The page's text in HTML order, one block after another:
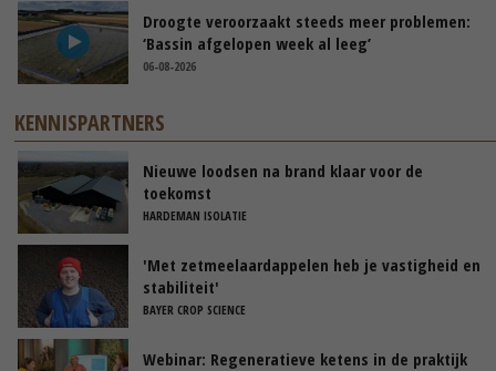
Droogte veroorzaakt steeds meer problemen:
‘Bassin afgelopen week al leeg’
06-08-2026
KENNISPARTNERS
Nieuwe loodsen na brand klaar voor de
toekomst
HARDEMAN ISOLATIE
'Met zetmeelaardappelen heb je vastigheid en
stabiliteit'
BAYER CROP SCIENCE
Webinar: Regeneratieve ketens in de praktijk